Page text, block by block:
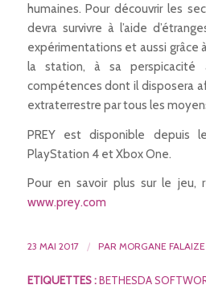
humaines. Pour découvrir les
devra survivre à l’aide
expérimentations et aussi grâce
la station, à sa perspicacité
compétences dont il disposera
extraterrestre par tous les
PREY est disponible depuis
PlayStation 4 et Xbox One.
Pour en savoir plus sur le jeu,
www.prey.com
23 MAI 2017 / PAR MORGANE FALAIZE
ETIQUETTES : BETHESDA